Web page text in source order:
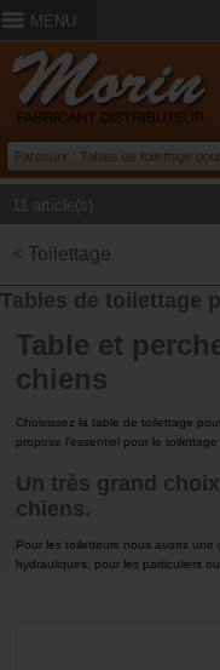
MENU
11 article(s)
< Toilettage
Tables de toilettage
Table et
chiens
Choisissez la table de toilettage
propose l'essentiel pour le
Un très grand
chiens.
Pour les toiletteurs nous avons
hydrauliques, pour les particuliers
toilettage pliantes pour un petit
roulettes peuvent être utilisées